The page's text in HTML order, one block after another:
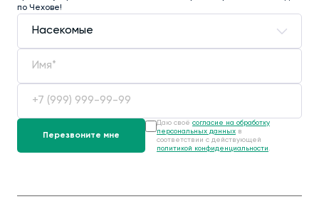
по Чехове!
Даю своё согласие на обработку
персональных данных в
соответствии с действующей
политикой конфиденциальности .